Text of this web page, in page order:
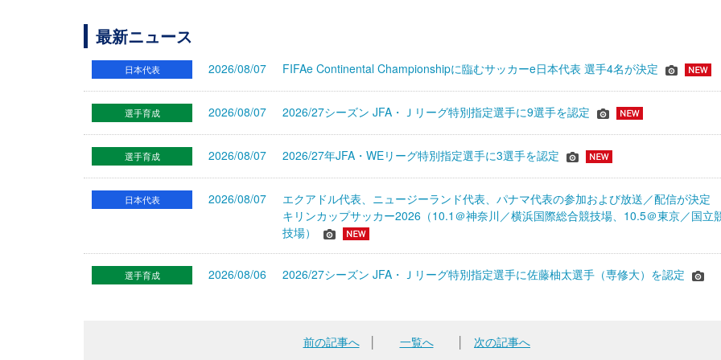
最新ニュース
日本代表 2026/08/07 FIFAe Continental Championshipに臨むサッカーe日本代表 選手4名が決定
選手育成 2026/08/07 2026/27シーズン JFA・Ｊリーグ特別指定選手に9選手を認定
選手育成 2026/08/07 2026/27年JFA・WEリーグ特別指定選手に3選手を認定
日本代表 2026/08/07
エクアドル代表、ニュージーランド代表、パナマ代表の参加および放送／配信が決定
キリンカップサッカー2026（10.1＠神奈川／横浜国際総合競技場、10.5＠東京／国立
技場）
選手育成 2026/08/06 2026/27シーズン JFA・Ｊリーグ特別指定選手に佐藤柚太選手（専修大）を認定
前の記事へ│ 一覧へ 次の記事へ